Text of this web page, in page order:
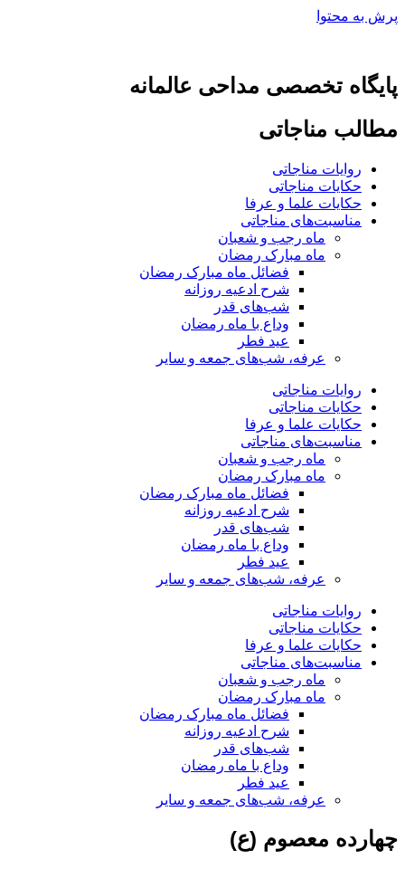
پرش به محتوا
پایگاه تخصصی مداحی عالمانه
مطالب مناجاتی
روایات مناجاتی
حکایات مناجاتی
حکایات علما و عرفا
مناسبت‌های مناجاتی
ماه رجب و شعبان
ماه مبارک رمضان
فضائل ماه مبارک رمضان
شرح ادعیه روزانه
شب‌های قدر
وداع با ماه رمضان
عید فطر
عرفه، شب‌های جمعه و سایر
روایات مناجاتی
حکایات مناجاتی
حکایات علما و عرفا
مناسبت‌های مناجاتی
ماه رجب و شعبان
ماه مبارک رمضان
فضائل ماه مبارک رمضان
شرح ادعیه روزانه
شب‌های قدر
وداع با ماه رمضان
عید فطر
عرفه، شب‌های جمعه و سایر
روایات مناجاتی
حکایات مناجاتی
حکایات علما و عرفا
مناسبت‌های مناجاتی
ماه رجب و شعبان
ماه مبارک رمضان
فضائل ماه مبارک رمضان
شرح ادعیه روزانه
شب‌های قدر
وداع با ماه رمضان
عید فطر
عرفه، شب‌های جمعه و سایر
چهارده معصوم (ع)